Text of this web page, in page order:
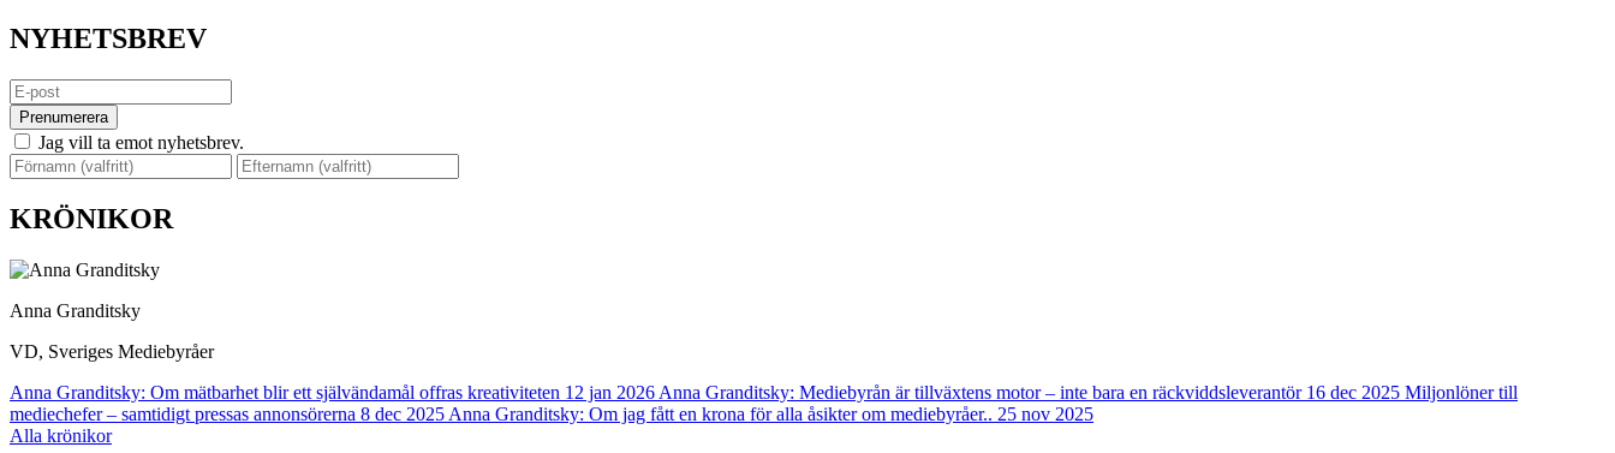
NYHETSBREV
Prenumerera
Jag vill ta emot nyhetsbrev.
KRÖNIKOR
Anna Granditsky
VD, Sveriges Mediebyråer
Anna Granditsky: Om mätbarhet blir ett självändamål offras kreativiteten 12 jan 2026 Anna Granditsky: Mediebyrån är tillväxtens motor – inte bara en räckviddsleverantör16 dec 2025 Miljonlöner till
mediechefer – samtidigt pressas annonsörerna 8 dec 2025 Anna Granditsky: Om jag fått en krona för alla åsikter om mediebyråer.. 25 nov 2025
Alla krönikor